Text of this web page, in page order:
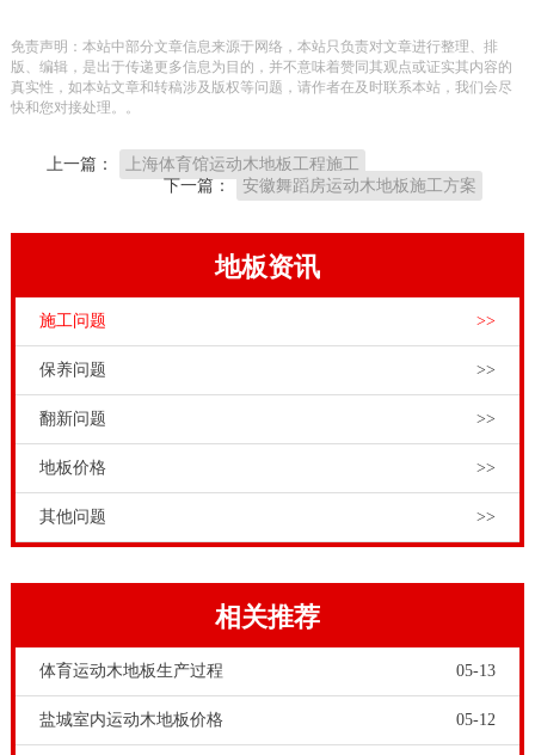
一般来说，在中国健身运动木地板销售市场，国内品牌
体育竞赛木地板生产厂家的售后有确保。
层，有单龙骨、双龙骨、主辅龙骨和板式龙骨，单龙骨
地上基建时，一定要预留出空间。运动地板铺装前一定
场馆专用木地板安装方法，我国实木资源的主要产地分
布，是我国东北地区以及西南地区。运动木地板生产厂
这也可以成为大家考察运动木地板厂家的一个技巧。如
果运动木地板企业在林区，就比不在林区的运动木地板
企业更有优势。
免责声明：本站中部分文章信息来源于网络，本站只负责对文章进行整理、排
版、编辑，是出于传递更多信息为目的，并不意味着赞同其观点或证实其内容的
真实性，如本站文章和转稿涉及版权等问题，请作者在及时联系本站，我们会尽
快和您对接处理。。
上一篇：
上海体育馆运动木地板工程施工
下一篇：
安徽舞蹈房运动木地板施工方案
地板资讯
施工问题 >>
保养问题 >>
翻新问题 >>
地板价格 >>
其他问题 >>
相关推荐
体育运动木地板生产过程 05-13
盐城室内运动木地板价格 05-12